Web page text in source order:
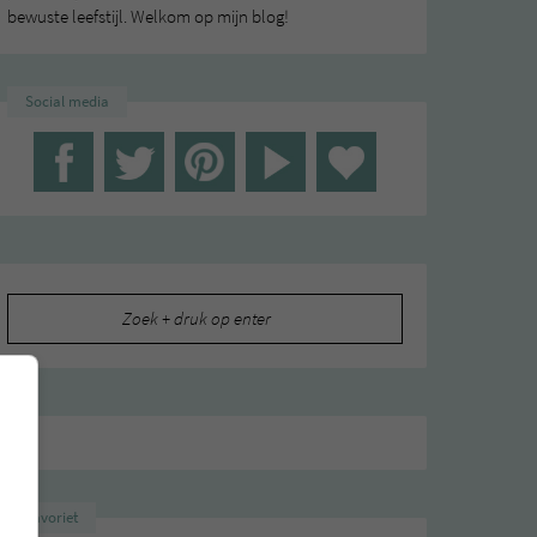
bewuste leefstijl. Welkom op mijn blog!
Social media
Favoriet